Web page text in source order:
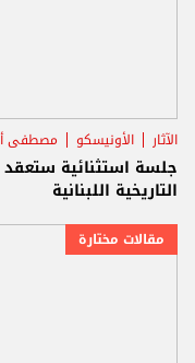
الآثار الأونيسكو مصطفى
جلسة استثنائية
التاريخية اللبنانية
مقالات مختارة